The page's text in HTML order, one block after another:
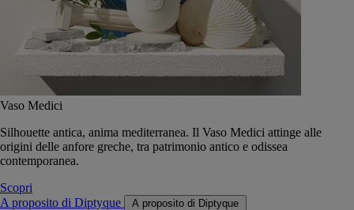
Vaso Medici
Silhouette antica, anima mediterranea. Il Vaso Medici attinge alle
origini delle anfore greche, tra patrimonio antico e odissea
contemporanea.
Scopri
A proposito di Diptyque
A proposito di Diptyque